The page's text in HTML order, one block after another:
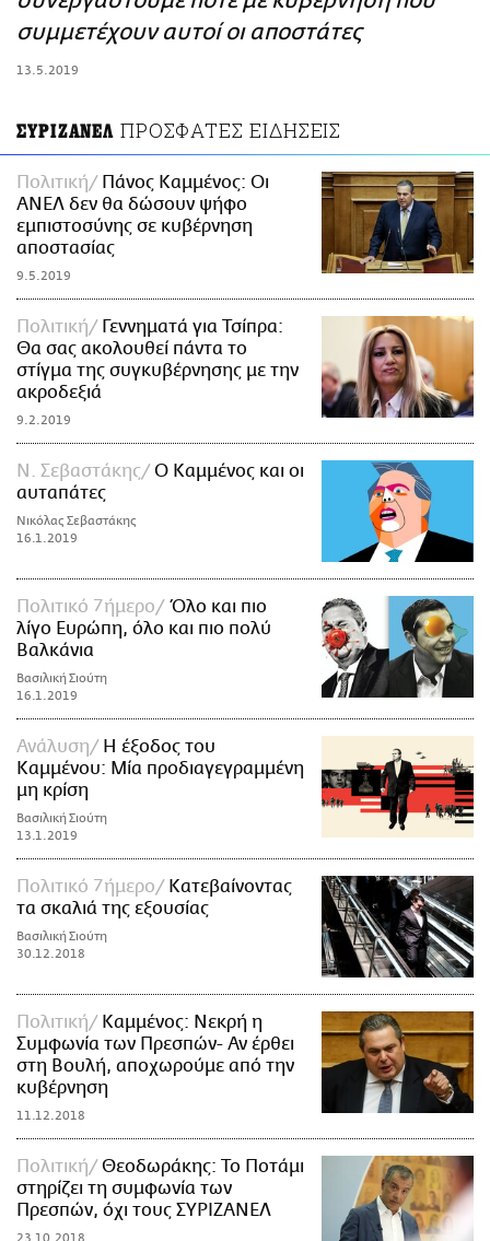
ΑΜΠΑ
συμμετέχουν αυτοί οι αποστάτες
13.5.2019
ΣΥΡΙΖΑΝΕΛ ΠΡΟΣΦΑΤΕΣ ΕΙΔΗΣΕΙΣ
Πολιτική
Πάνος Καμμένος: Οι
ΑΝΕΛ δεν θα δώσουν ψήφο
εμπιστοσύνης σε κυβέρνηση
αποστασίας
9.5.2019
Πολιτική
Γεννηματά για Τσίπρα:
Θα σας ακολουθεί πάντα το
στίγμα της συγκυβέρνησης με την
ακροδεξιά
9.2.2019
Ν. Σεβαστάκης
Ο Καμμένος και οι
αυταπάτες
Νικόλας Σεβαστάκης
16.1.2019
Πολιτικό 7ήμερο
Όλο και πιο
λίγο Ευρώπη, όλο και πιο πολύ
Βαλκάνια
Βασιλική Σιούτη
16.1.2019
Ανάλυση
Η έξοδος του
Καμμένου: Μία προδιαγεγραμμένη
μη κρίση
Βασιλική Σιούτη
13.1.2019
Πολιτικό 7ήμερο
Κατεβαίνοντας
τα σκαλιά της εξουσίας
Βασιλική Σιούτη
30.12.2018
Πολιτική
Καμμένος: Νεκρή η
Συμφωνία των Πρεσπών- Αν έρθει
στη Βουλή, αποχωρούμε από την
κυβέρνηση
11.12.2018
Πολιτική
Θεοδωράκης: Το Ποτάμι
στηρίζει τη συμφωνία των
Πρεσπών, όχι τους ΣΥΡΙΖΑΝΕΛ
23.10.2018